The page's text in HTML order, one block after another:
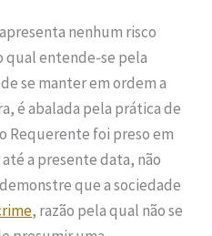
nenhum risco
qual entende-se pela
se manter em ordem a
é abalada pela prática de
Requerente foi preso em
a presente data, não
que a sociedade
, razão pela qual não se